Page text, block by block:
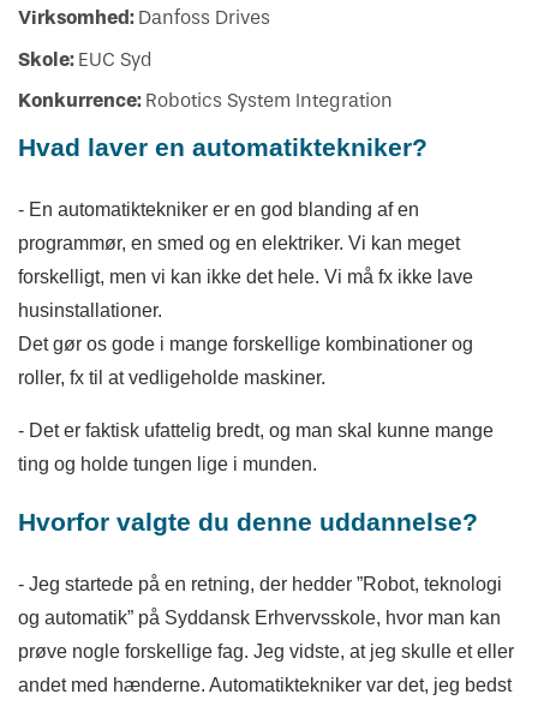
Virksomhed: Danfoss Drives
Skole: EUC Syd
Konkurrence: Robotics System Integration
Hvad laver en automatiktekniker?
- En automatiktekniker er en god blanding af en
programmør, en smed og en elektriker. Vi kan meget
forskelligt, men vi kan ikke det hele. Vi må fx ikke lave
husinstallationer.
Det gør os gode i mange forskellige kombinationer og
roller, fx til at vedligeholde maskiner.
- Det er faktisk ufattelig bredt, og man skal kunne mange
ting og holde tungen lige i munden.
Hvorfor valgte du denne uddannelse?
- Jeg startede på en retning, der hedder ”Robot, teknologi
og automatik” på Syddansk Erhvervsskole, hvor man kan
prøve nogle forskellige fag. Jeg vidste, at jeg skulle et eller
andet med hænderne. Automatiktekniker var det, jeg bedst